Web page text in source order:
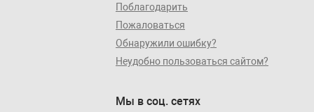
Поблагодарить
Пожаловаться
Обнаружили ошибку?
Неудобно пользоваться сайтом?
Мы в соц. сетях